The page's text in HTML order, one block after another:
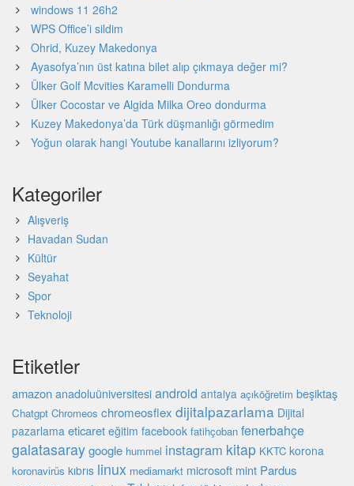
windows 11 26h2
WPS Office’i sildim
Ohrid, Kuzey Makedonya
Ayasofya’nın üst katına bilet alıp çıkmaya değer mi?
Ülker Golf Mcvities Karamelli Dondurma
Ülker Cocostar ve Algida Milka Oreo dondurma
Kuzey Makedonya’da Türk düşmanlığı görmedim
Yoğun olarak hangi Youtube kanallarını izliyorum?
Kategoriler
Alışveriş
Havadan Sudan
Kültür
Seyahat
Spor
Teknoloji
Etiketler
amazon anadoluüniversitesi android antalya açıköğretim beşiktaş
Chatgpt Chromeos chromeosflex dijitalpazarlama Dijital
pazarlama eticaret eğitim facebook fatihçoban fenerbahçe
galatasaraygoogle hummel instagram kitap KKTC korona
koronavirüs kıbrıs linux mediamarkt microsoft mint Pardus